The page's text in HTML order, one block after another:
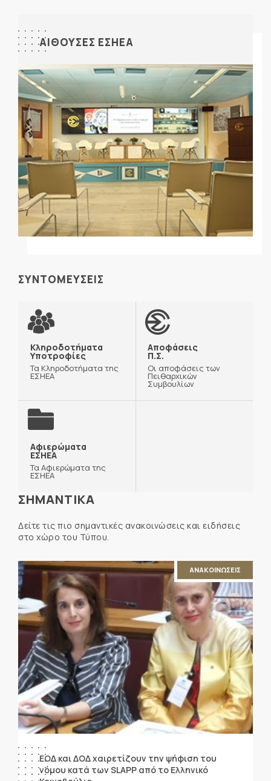
ΑΙΘΟΥΣΕΣ ΕΣΗΕΑ
ΣΥΝΤΟΜΕΥΣΕΙΣ
Κληροδοτήματα
Υποτροφίες
Τα Κληροδοτήματα της
ΕΣΗΕΑ
Αποφάσεις
Π.Σ.
Οι αποφάσεις των
Πειθαρχικών
Συμβουλίων
Αφιερώματα
ΕΣΗΕΑ
Τα Αφιερώματα της
ΕΣΗΕΑ
ΣΗΜΑΝΤΙΚΑ
Δείτε τις πιο σημαντικές ανακοινώσεις και ειδήσεις
στο χώρο του Τύπου.
ΑΝΑΚΟΙΝΩΣΕΙΣ
ΕΟΔ και ΔΟΔ χαιρετίζουν την ψήφιση του
νόμου κατά των SLAPP από το Ελληνικό